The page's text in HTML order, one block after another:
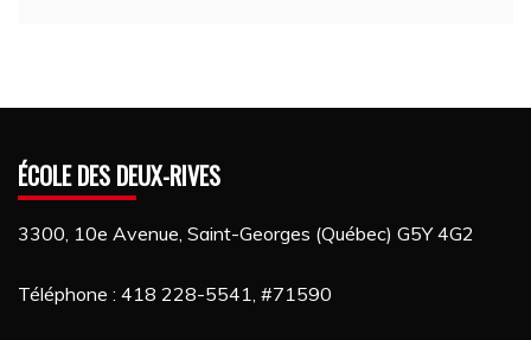
ÉCOLE DES DEUX-RIVES
3300, 10e Avenue, Saint-Georges (Québec) G5Y 4G2
Téléphone : 418 228-5541, #71590